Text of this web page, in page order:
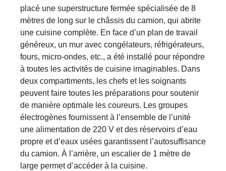
placé une superstructure fermée spécialisée de 8
mètres de long sur le châssis du camion, qui abrite
une cuisine complète. En face d’un plan de travail
généreux, un mur avec congélateurs, réfrigérateurs,
fours, micro-ondes, etc., a été installé pour répondre
à toutes les activités de cuisine imaginables. Dans
deux compartiments, les chefs et les soignants
peuvent faire toutes les préparations pour soutenir
de manière optimale les coureurs. Les groupes
électrogènes fournissent à l’ensemble de l’unité
une alimentation de 220 V et des réservoirs d’eau
propre et d’eaux usées garantissent l’autosuffisance
du camion. À l’arrière, un escalier de 1 mètre de
large permet d’accéder à la cuisine.